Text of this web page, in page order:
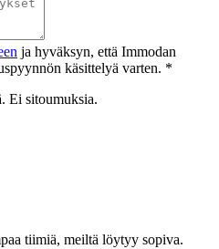
ja hyväksyn, että Immodan
käsittelyä varten. *
Ei sitoumuksia.
tiimiä, meiltä löytyy sopiva.